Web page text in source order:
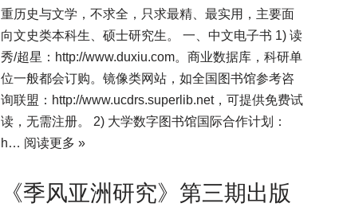
重历史与文学，不求全，只求最精、最实用，主要面
向文史类本科生、硕士研究生。 一、中文电子书 1) 读
秀/超星：http://www.duxiu.com。商业数据库，科研单
位一般都会订购。镜像类网站，如全国图书馆参考咨
询联盟：http://www.ucdrs.superlib.net，可提供免费试
读，无需注册。 2) 大学数字图书馆国际合作计划：
h… 阅读更多 »
《季风亚洲研究》第三期出版